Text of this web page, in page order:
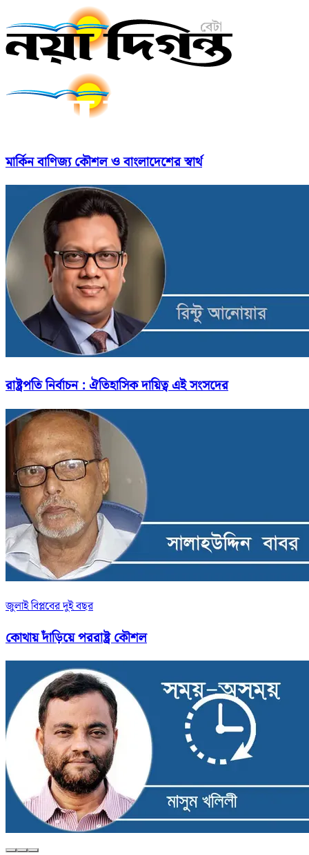
মার্কিন বাণিজ্য কৌশল ও বাংলাদেশের স্বার্থ
রাষ্ট্রপতি নির্বাচন : ঐতিহাসিক দায়িত্ব এই সংসদের
জুলাই বিপ্লবের দুই বছর
কোথায় দাঁড়িয়ে পররাষ্ট্র কৌশল